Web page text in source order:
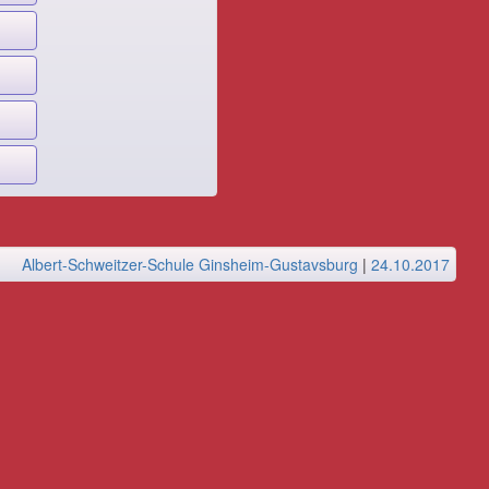
Albert-Schweitzer-Schule Ginsheim-Gustavsburg | 24.10.2017